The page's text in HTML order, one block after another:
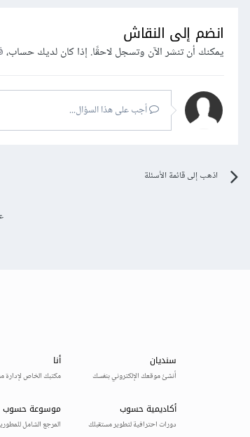
انضم إلى النقاش
يمكنك أن تنشر الآن وتسجل لاحقًا. إذا كان لديك حساب،
أجب على هذا السؤال...
اذهب إلى قائمة الأسئلة